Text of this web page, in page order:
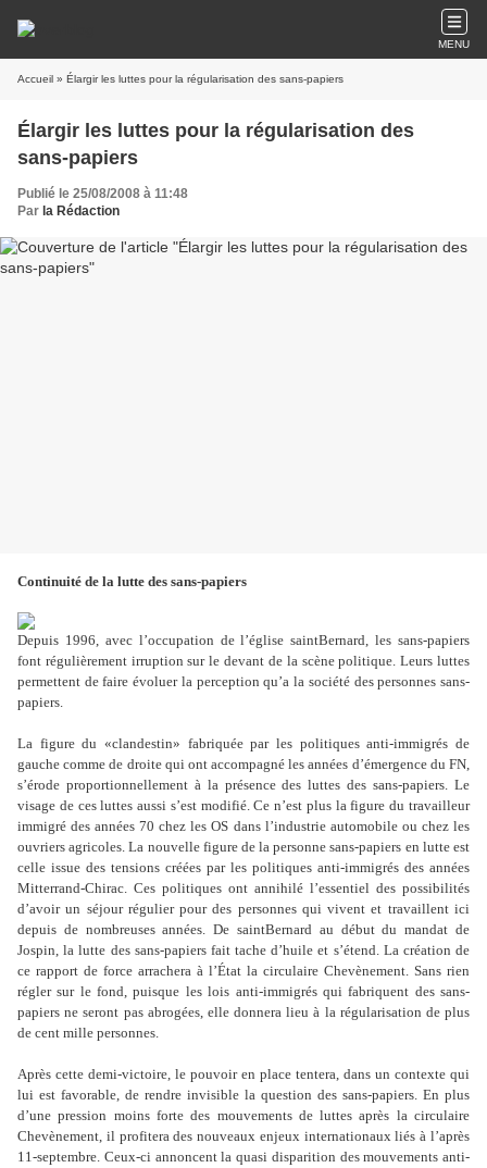
MENU
Accueil » Élargir les luttes pour la régularisation des sans-papiers
Élargir les luttes pour la régularisation des
sans-papiers
Publié le 25/08/2008 à 11:48
Par la Rédaction
Continuité de la lutte des sans-papiers
Depuis 1996, avec l’occupation de l’église saintBernard, les sans-papiers
font régulièrement irruption sur le devant de la scène politique. Leurs luttes
permettent de faire évoluer la perception qu’a la société des personnes sans-
papiers.
La figure du «clandestin» fabriquée par les politiques anti-immigrés de
gauche comme de droite qui ont accompagné les années d’émergence du FN,
s’érode proportionnellement à la présence des luttes des sans-papiers. Le
visage de ces luttes aussi s’est modifié. Ce n’est plus la figure du travailleur
immigré des années 70 chez les OS dans l’industrie automobile ou chez les
ouvriers agricoles. La nouvelle figure de la personne sans-papiers en lutte est
celle issue des tensions créées par les politiques anti-immigrés des années
Mitterrand-Chirac. Ces politiques ont annihilé l’essentiel des possibilités
d’avoir un séjour régulier pour des personnes qui vivent et travaillent ici
depuis de nombreuses années. De saintBernard au début du mandat de
Jospin, la lutte des sans-papiers fait tache d’huile et s’étend. La création de
ce rapport de force arrachera à l’État la circulaire Chevènement. Sans rien
régler sur le fond, puisque les lois anti-immigrés qui fabriquent des sans-
papiers ne seront pas abrogées, elle donnera lieu à la régularisation de plus
de cent mille personnes.
Après cette demi-victoire, le pouvoir en place tentera, dans un contexte qui
lui est favorable, de rendre invisible la question des sans-papiers. En plus
d’une pression moins forte des mouvements de luttes après la circulaire
Chevènement, il profitera des nouveaux enjeux internationaux liés à l’après
11-septembre. Ceux-ci annoncent la quasi disparition des mouvements anti-